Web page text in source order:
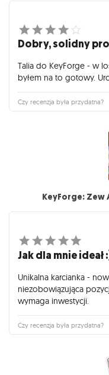
Dobry, solidny
Talia do KeyForge - w
byłem na to gotowy.
Czy recenzja była przydatna?
KeyForge: Zew
Jak dla mnie ideał
Unikalna karcianka -
niezobowiązująca
wymaga inwestycji.
Czy recenzja była przydatna?